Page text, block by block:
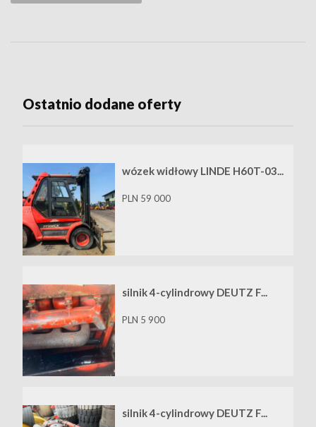
Ostatnio dodane oferty
wózek widłowy LINDE H60T-03...
PLN 59 000
silnik 4-cylindrowy DEUTZ F...
PLN 5 900
silnik 4-cylindrowy DEUTZ F...